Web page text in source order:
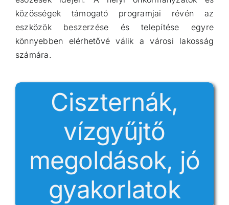
közösségek támogató programjai révén az
eszközök beszerzése és telepítése egyre
könnyebben elérhetővé válik a városi lakosság
számára.
Ciszternák,
vízgyűjtő
megoldások, jó
gyakorlatok